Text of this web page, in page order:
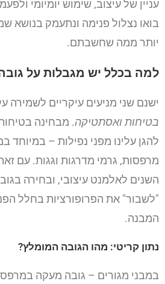
עניין של עיצוב, שימוש יומיומי
בואו נצלול פנימה ונתעמק בנושא
יותר ממה שחשבתם.
למה בכלל יש מגבלות על
ישנם שני מניעים עיקריים לשמירה
בטיחות ואסתטיקה. מבחינה
להגן עלינו מפני נפילות – במיוחד
מרפסות, גרמי מדרגות וגגות. עם
השנים לאלמנט עיצובי, ובחירה
"לשבור" את הפרופורציות בחלל
המבנה.
נתון קריטי: מהו הגובה המומלץ?
במבני מגורים – גובה מעקה